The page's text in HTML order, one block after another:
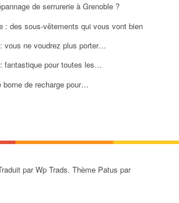
de serrurerie à Grenoble ?
: des sous-vêtements qui vous vont bien
vous ne voudrez plus porter…
fantastique pour toutes les…
borne de recharge pour…
par Wp Trads. Thème Patus par